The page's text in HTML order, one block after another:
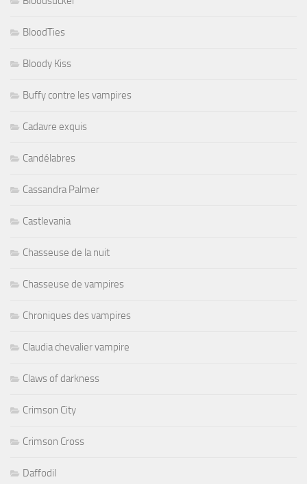
BloodTies
Bloody Kiss
Buffy contre les vampires
Cadavre exquis
Candélabres
Cassandra Palmer
Castlevania
Chasseuse de la nuit
Chasseuse de vampires
Chroniques des vampires
Claudia chevalier vampire
Claws of darkness
Crimson City
Crimson Cross
Daffodil